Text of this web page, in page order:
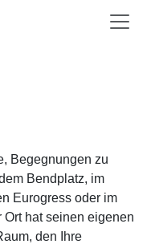
Begegnungen zu
Bendplatz, im
Eurogress oder im
hat seinen eigenen
den Ihre